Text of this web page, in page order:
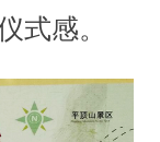
式感。